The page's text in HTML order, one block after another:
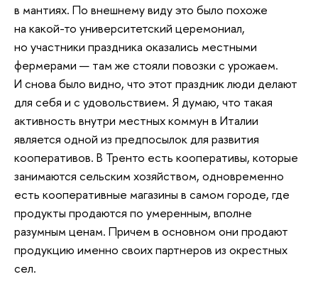
в мантиях. По внешнему виду это было похоже
на какой-то университетский церемониал,
но участники праздника оказались местными
фермерами — там же стояли повозки с урожаем.
И снова было видно, что этот праздник люди делают
для себя и с удовольствием. Я думаю, что такая
активность внутри местных коммун в Италии
является одной из предпосылок для развития
кооперативов. В Тренто есть кооперативы, которые
занимаются сельским хозяйством, одновременно
есть кооперативные магазины в самом городе, где
продукты продаются по умеренным, вполне
разумным ценам. Причем в основном они продают
продукцию именно своих партнеров из окрестных
сел.